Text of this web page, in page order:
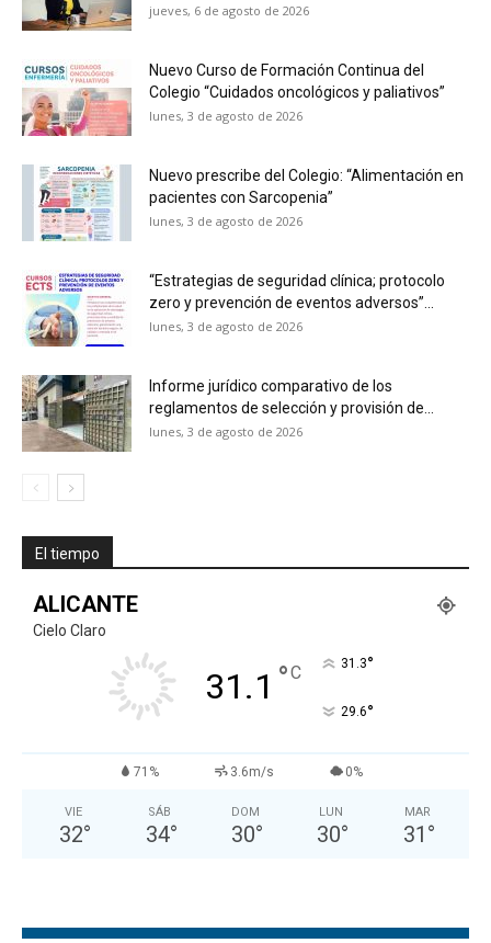
jueves, 6 de agosto de 2026
Nuevo Curso de Formación Continua del
Colegio “Cuidados oncológicos y paliativos”
lunes, 3 de agosto de 2026
Nuevo prescribe del Colegio: “Alimentación en
pacientes con Sarcopenia”
lunes, 3 de agosto de 2026
“Estrategias de seguridad clínica; protocolo
zero y prevención de eventos adversos”...
lunes, 3 de agosto de 2026
Informe jurídico comparativo de los
reglamentos de selección y provisión de...
lunes, 3 de agosto de 2026
El tiempo
ALICANTE
Cielo Claro
31.1 °C 31.3°
29.6°
71% 3.6m/s 0%
VIE
32°
SÁB
34°
DOM
30°
LUN
30°
MAR
31 °